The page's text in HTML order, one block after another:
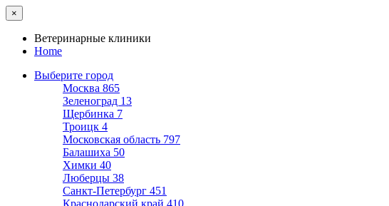
×
Ветеринарные клиники
Home
Выберите город
Москва 865
Зеленоград 13
Щербинка 7
Троицк 4
Московская область 797
Балашиха 50
Химки 40
Люберцы 38
Санкт-Петербург 451
Краснодарский край 410